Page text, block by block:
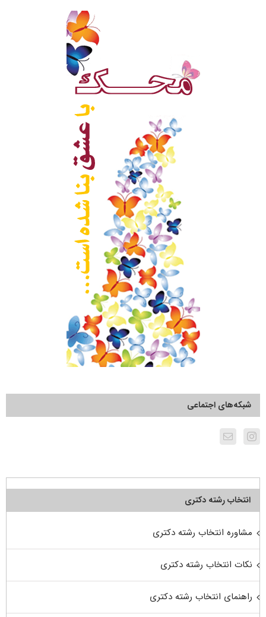
شبکه‌های اجتماعی
انتخاب رشته دکتری
مشاوره انتخاب رشته دکتری
نکات انتخاب رشته دکتری
راهنمای انتخاب رشته دکتری